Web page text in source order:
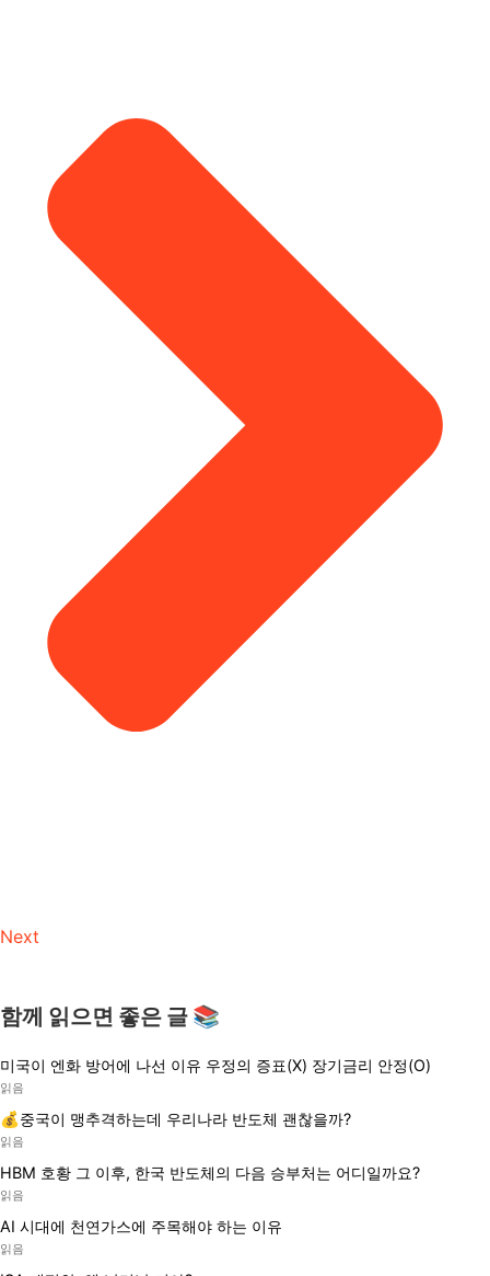
Next
함께 읽으면 좋은 글 📚
미국이 엔화 방어에 나선 이유 우정의 증표(X) 장기금리 안정(O)
읽음
💰중국이 맹추격하는데 우리나라 반도체 괜찮을까?
읽음
HBM 호황 그 이후, 한국 반도체의 다음 승부처는 어디일까요?
읽음
AI 시대에 천연가스에 주목해야 하는 이유
읽음